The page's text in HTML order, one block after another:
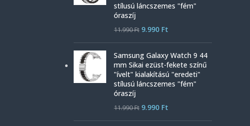
stílusú láncszemes "fém"
óraszíj
11.990Ft 9.990 Ft
Samsung Galaxy Watch 9 44
mm Sikai ezüst-fekete színű
"ívelt" kialakítású "eredeti"
stílusú láncszemes "fém"
óraszíj
11.990Ft 9.990 Ft